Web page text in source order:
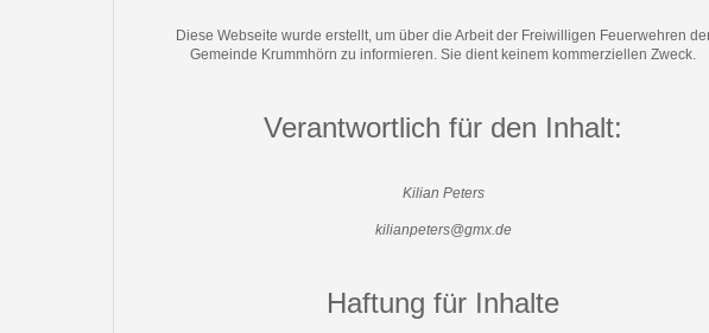
Diese Webseite wurde erstellt, um über die Arbeit der Freiwilligen Feuerwehren
Gemeinde Krummhörn zu informieren. Sie dient keinem kommerziellen Zweck.
Verantwortlich für den Inhalt:
Kilian Peters
kilianpeters@gmx.de
Haftung für Inhalte